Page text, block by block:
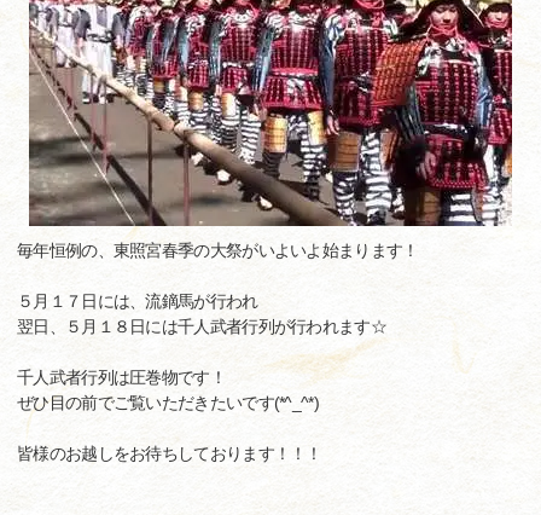
毎年恒例の、東照宮春季の大祭がいよいよ始まります！
５月１７日には、流鏑馬が行われ
翌日、５月１８日には千人武者行列が行われます☆
千人武者行列は圧巻物です！
ぜひ目の前でご覧いただきたいです(*^_^*)
皆様のお越しをお待ちしております！！！